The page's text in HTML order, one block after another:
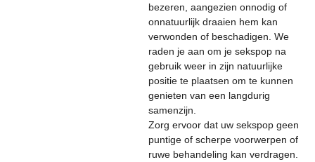
bezeren, aangezien onnodig of
onnatuurlijk draaien hem kan
verwonden of beschadigen. We
raden je aan om je sekspop na
gebruik weer in zijn natuurlijke
positie te plaatsen om te kunnen
genieten van een langdurig
samenzijn.
Zorg ervoor dat uw sekspop geen
puntige of scherpe voorwerpen of
ruwe behandeling kan verdragen.